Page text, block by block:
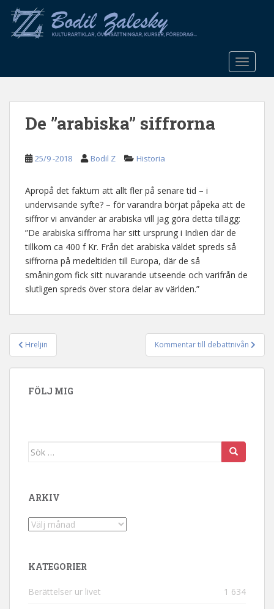
o
De ”arabiska” siffrorna
25/9 -2018 Bodil Z Historia
Apropå det faktum att allt fler på senare tid – i
undervisande syfte? – för varandra börjat påpeka att de
siffror vi använder är arabiska vill jag göra detta tillägg:
”De arabiska siffrorna har sitt ursprung i Indien där de
tillkom ca 400 f Kr. Från det arabiska väldet spreds så
siffrorna på medeltiden till Europa, där de så
småningom fick sitt nuvarande utseende och varifrån de
slutligen spreds över stora delar av världen.”
Inläggsnavigering
Hreljin Kommentar till debattnivån
FÖLJ MIG
Sök efter:
ARKIV
Arkiv
KATEGORIER
Berättelser ur livet 1 634